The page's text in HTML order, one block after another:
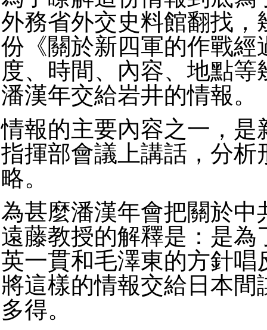
外務省外交史料館翻找
份《關於新四軍的作戰
度、時間、內容、地點
潘漢年交給岩井的情報。
情報的主要內容之一，
指揮部會議上講話，分
略。
為甚麼潘漢年會把關於
遠藤教授的解釋是：是
英一貫和毛澤東的方針
將這樣的情報交給日本
多得。